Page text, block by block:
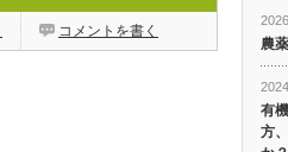
コメントを書く
農
有
方